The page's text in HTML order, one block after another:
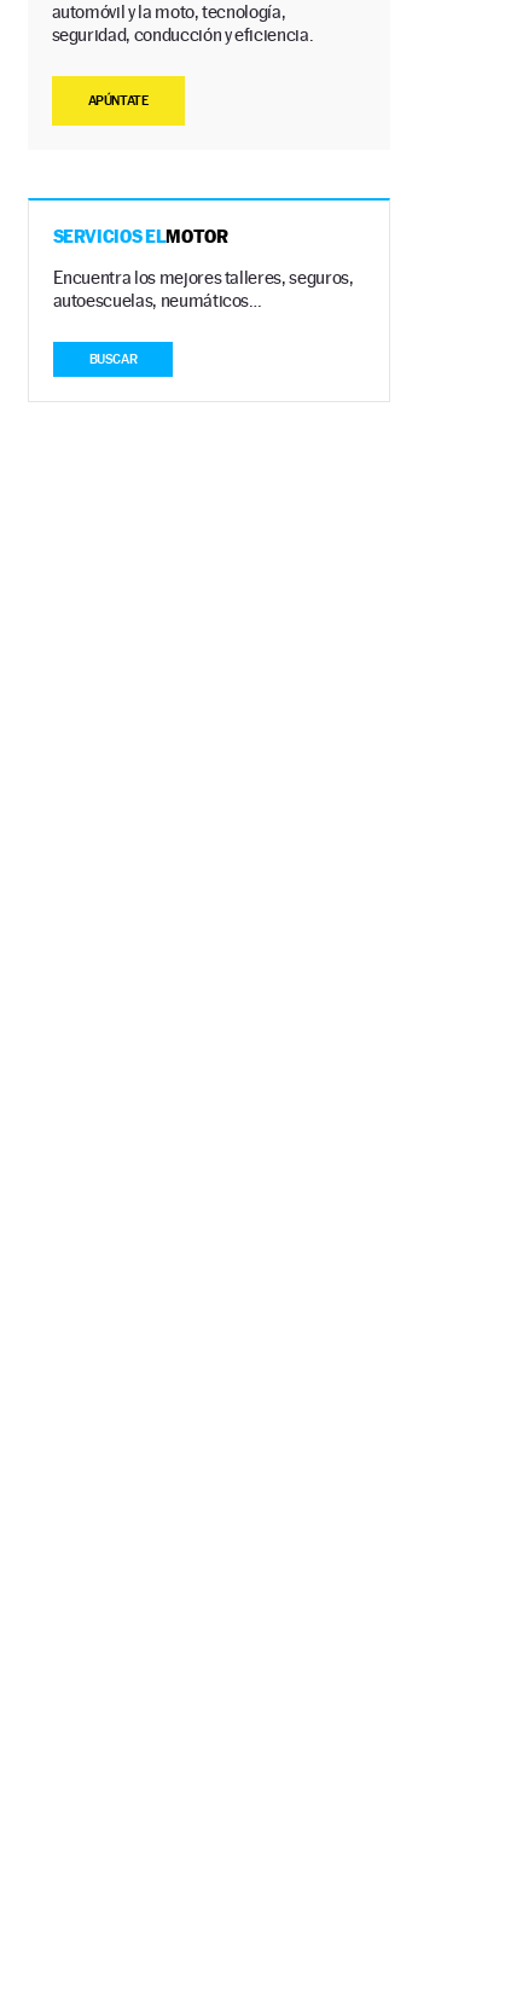
automóvil y la moto, tecnología,
seguridad, conducción y eficiencia.
APÚNTATE
SERVICIOS ELMOTOR
Encuentra los mejores talleres, seguros,
autoescuelas, neumáticos…
BUSCAR